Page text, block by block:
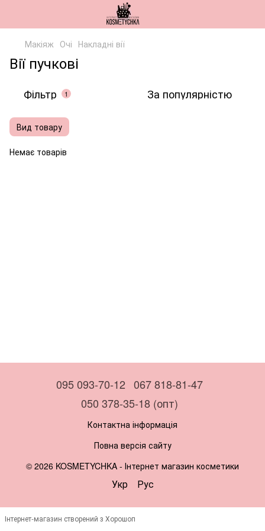
Макіяж Очі Накладні вії
Вії пучкові
Фільтр 1 За популярністю
Вид товару
Немає товарів
095 093-70-12 067 818-81-47
050 378-35-18 (опт)
Контактна інформація
Повна версія сайту
© 2026 KOSMETYCHKA - Інтернет магазин косметики
Укр Рус
Інтернет-магазин створений з Хорошоп